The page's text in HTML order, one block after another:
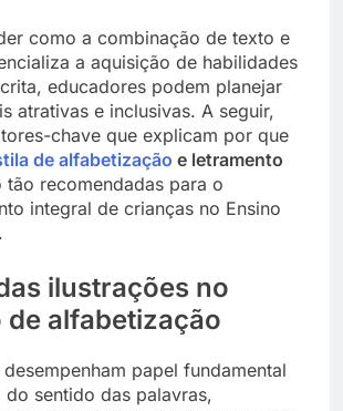
como a combinação de texto e
a aquisição de habilidades
educadores podem planejar
atrativas e inclusivas. A seguir,
chave que explicam por que
de alfabetização e letramento
tão recomendadas para o
integral de crianças no Ensino
ilustrações no
de alfabetização
papel fundamental
do sentido das palavras,